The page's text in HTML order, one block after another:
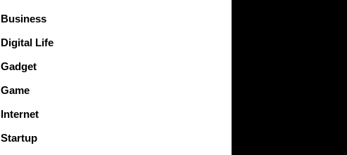
Business
Digital Life
Gadget
Game
Internet
Startup